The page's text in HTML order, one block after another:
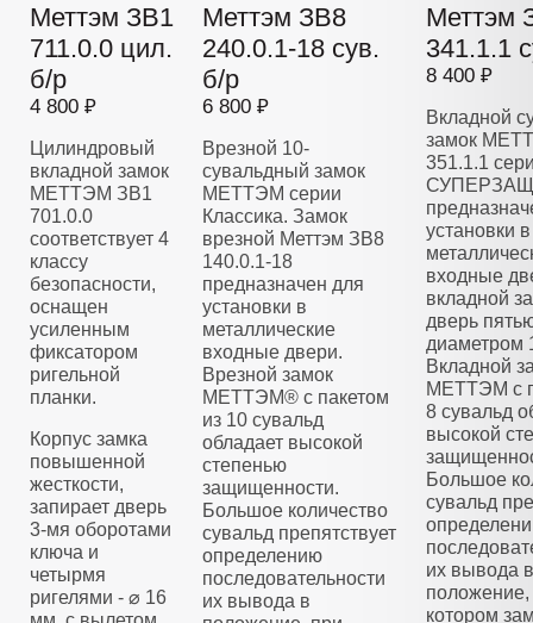
Меттэм ЗВ1
711.0.0 цил.
б/р
4 800 ₽
Цилиндровый
вкладной замок
МЕТТЭМ ЗВ1
701.0.0
соответствует 4
классу
безопасности,
оснащен
усиленным
фиксатором
ригельной
планки.
Корпус замка
повышенной
жесткости,
запирает дверь
3-мя оборотами
ключа и
четырмя
ригелями - ⌀ 16
Меттэм ЗВ8
240.0.1-18 сув.
б/р
6 800 ₽
Врезной 10-
сувальдный замок
МЕТТЭМ серии
Классика. Замок
врезной Меттэм ЗВ8
140.0.1-18
предназначен для
установки в
металлические
входные двери.
Врезной замок
МЕТТЭМ® с пакетом
из 10 сувальд
обладает высокой
степенью
защищенности.
Большое количество
сувальд препятствует
определению
последовательности
их вывода в
Меттэм
341.1.1
8 400 ₽
Вкладной
замок
351.1.1
установки в
входные
вкладной
дверь
диаметром
Вкладной
МЕТТЭМ с
8 сувальд
высокой
Большое
сувальд
их вывода в
положение,
котором